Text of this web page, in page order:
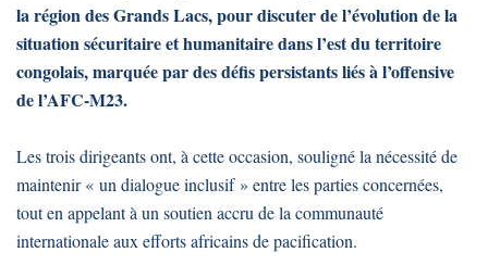
la région des Grands Lacs, pour discuter de l’évolution de la
situation sécuritaire et humanitaire dans l’est du territoire
congolais, marquée par des défis persistants liés à l’offensive
de l’AFC-M23.
Les trois dirigeants ont, à cette occasion, souligné la nécessité de
maintenir « un dialogue inclusif » entre les parties concernées,
tout en appelant à un soutien accru de la communauté
internationale aux efforts africains de pacification.